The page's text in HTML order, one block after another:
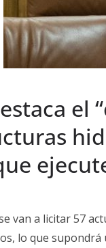
el
van a licitar 57
lo que supondrá